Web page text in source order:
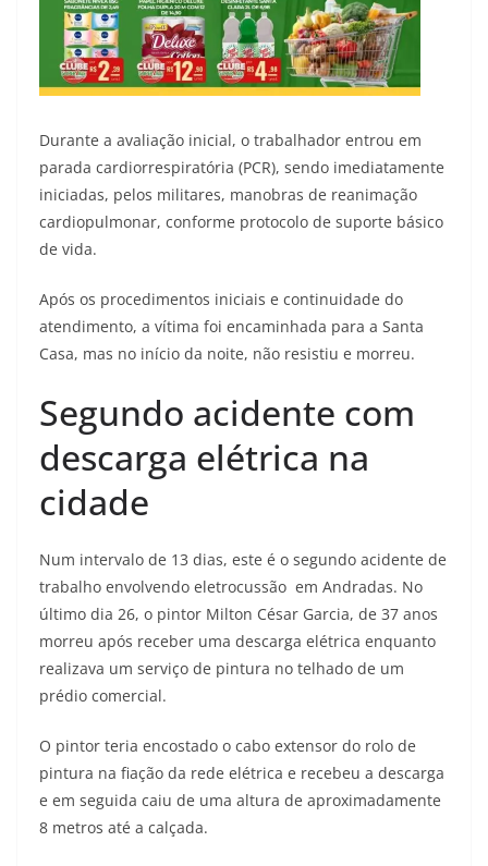
Durante a avaliação inicial, o trabalhador entrou em
parada cardiorrespiratória (PCR), sendo imediatamente
iniciadas, pelos militares, manobras de reanimação
cardiopulmonar, conforme protocolo de suporte básico
de vida.
Após os procedimentos iniciais e continuidade do
atendimento, a vítima foi encaminhada para a Santa
Casa, mas no início da noite, não resistiu e morreu.
Segundo acidente com
descarga elétrica na
cidade
Num intervalo de 13 dias, este é o segundo acidente de
trabalho envolvendo eletrocussão em Andradas. No
último dia 26, o pintor Milton César Garcia, de 37 anos
morreu após receber uma descarga elétrica enquanto
realizava um serviço de pintura no telhado de um
prédio comercial.
O pintor teria encostado o cabo extensor do rolo de
pintura na fiação da rede elétrica e recebeu a descarga
e em seguida caiu de uma altura de aproximadamente
8 metros até a calçada.